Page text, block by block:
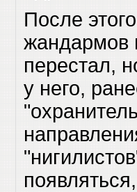
После
жандармов
перестал,
у него,